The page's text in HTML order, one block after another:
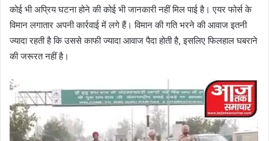
कोई भी अप्रिय घटना होने की कोई भी जानकारी नहीं मिल पाई है। एयर फोर्स के
विमान लगातार अपनी कार्रवाई में लगे हैं। विमान की गति भरने की आवाज इतनी
ज्यादा रहती है कि उससे काफी ज्यादा आवाज पैदा होती है, इसलिए फिलहाल घबराने
की जरूरत नहीं है।